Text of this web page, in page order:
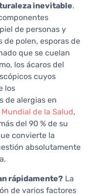
inevitable.
de personas y
de polen, esporas de
que se cuelan
los ácaros del
cuyos
los
de alergias en
de la Salud,
del 90 % de su
convierte la
absolutamente
rápidamente? La
de varios factores